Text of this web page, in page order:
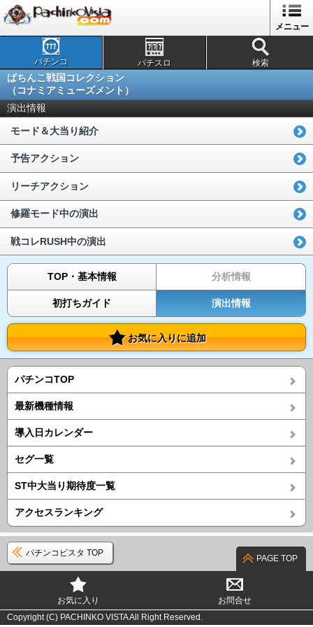
メニュー
パチンコ パチスロ 検索
ぱちんこ戦国コレクション
（コナミアミューズメント）
演出情報
モード＆大当り紹介
予告アクション
リーチアクション
修羅モード中の演出
戦コレRUSH中の演出
TOP・基本情報 分析情報
初打ちガイド 演出情報
お気に入りに追加
パチンコTOP
最新機種情報
導入日カレンダー
セグ一覧
ST中大当り期待度一覧
アクセスランキング
パチンコビスタ TOP
PAGE TOP
お気に入り
お問合せ
Copyright (C) PACHINKO VISTA All Right Reserved.